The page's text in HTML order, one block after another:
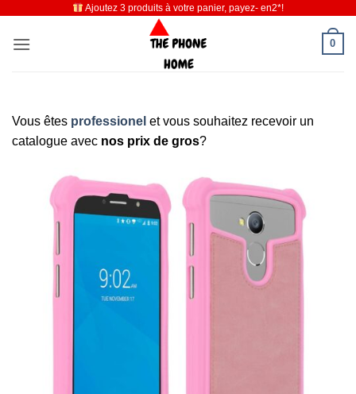
contenu
Ajoutez 3 produits à votre panier, payez- en2*!
0
Vous êtes professionel et vous souhaitez recevoir un
catalogue avec nos prix de gros?